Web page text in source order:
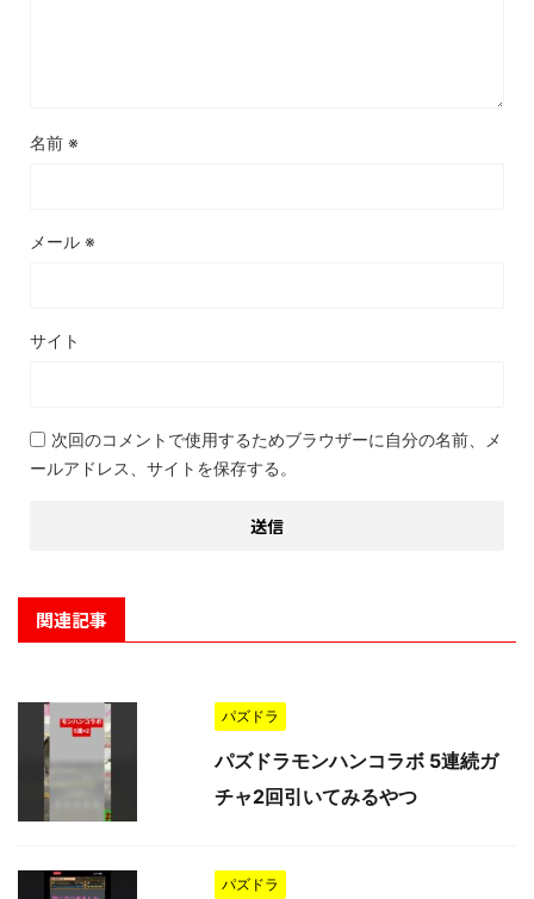
名前 ※
メール ※
サイト
次回のコメントで使用するためブラウザーに自分の名前、メ
ールアドレス、サイトを保存する。
関連記事
パズドラ
パズドラモンハンコラボ 5連続ガ
チャ2回引いてみるやつ
パズドラ